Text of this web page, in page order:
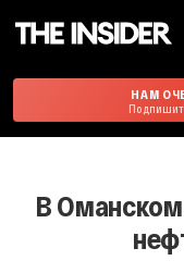
НАМ
В Оманском